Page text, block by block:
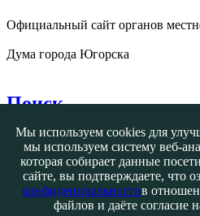
Официальный сайт органов
Дума города Югорска
Поиск
Контакты
Югорск ул. 40 лет Победы, 11
Мы используем cookies для
мы используем систему веб-
которая собирает данные
сайте, вы подтверждаете, что
конфиденциальностив
файлов и даёте согласие